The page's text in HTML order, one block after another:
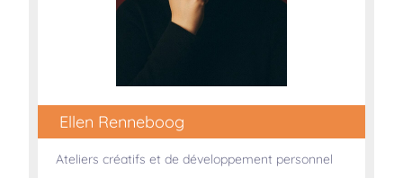
Ellen Renneboog
Ateliers créatifs et de développement personnel